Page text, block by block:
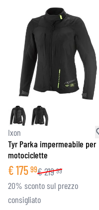
Ixon
Tyr Parka impermeabile per
motociclette
€175 99€219 99
20% sconto sul prezzo
consigliato